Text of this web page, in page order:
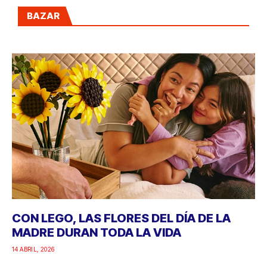
BAZAR
CON LEGO, LAS FLORES DEL DÍA DE LA
MADRE DURAN TODA LA VIDA
14 ABRIL, 2026